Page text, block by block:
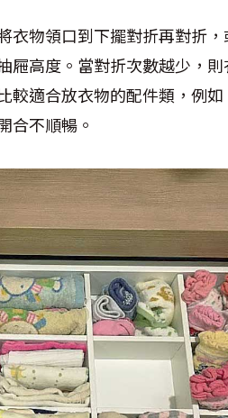
衣物領口到下擺對折再對折
屜高度。當對折次數越少，
適合放衣物的配件類，例如
合不順暢。